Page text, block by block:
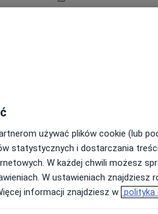
Jutro
8 Sie
Ndz,
9 Sie
Pon,
10 Sie
używać plików cookie (lub
statystycznych i dostarczania
W każdej chwili możesz
W ustawieniach znajdziesz
informacji znajdziesz w polityka